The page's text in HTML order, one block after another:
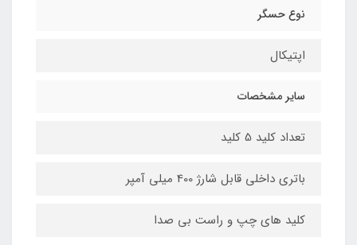
نوع حسگر
اپتیکال
سایر مشخصات
تعداد کلید 5 کلید
باتری داخلی قابل شارژ 400 میلی آمپر
کلید های چپ و راست بی صدا